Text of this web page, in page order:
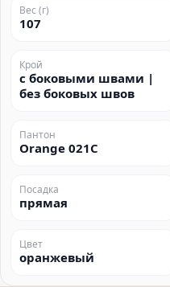
Вес (г)
107
Крой
с боковыми швами |
без боковых швов
Пантон
Orange 021C
Посадка
прямая
Цвет
оранжевый